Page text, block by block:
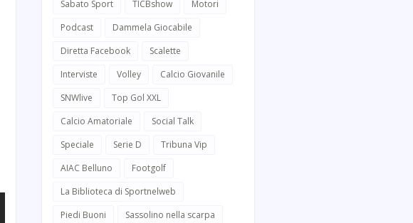
Sabato Sport
TICBshow
Motori
Podcast
Dammela Giocabile
Diretta Facebook
Scalette
Interviste
Volley
Calcio Giovanile
SNWlive
Top Gol XXL
Calcio Amatoriale
Social Talk
Speciale
Serie D
Tribuna Vip
AIAC Belluno
Footgolf
La Biblioteca di Sportnelweb
Piedi Buoni
Sassolino nella scarpa